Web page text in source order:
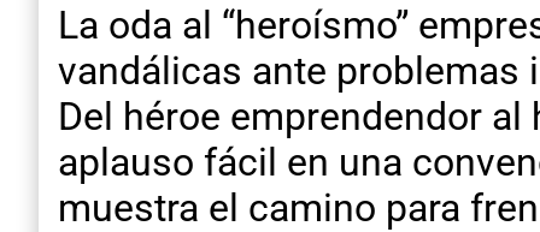
La oda al “heroísmo”
vandálicas ante problemas
Del héroe emprendendor al
aplauso fácil en una
muestra el camino para